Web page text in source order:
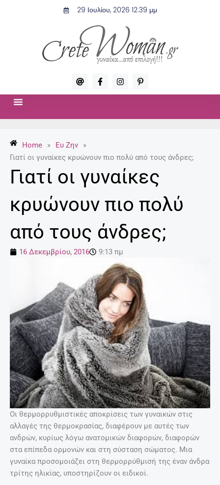
29 Ιουλίου, 2026 12:39 μμ
A
t
F
a
c
I
n
s
P
i
n
p
Home » Ευ Ζην
»
Γιατί οι γυναίκες κρυώνουν πιο πολύ από τους άνδρες;
Γιατί οι γυναίκες
κρυώνουν πιο πολύ
από τους άνδρες;
16 Δεκεμβρίου, 2016 9:13 πμ
Οι θερμορρυθμιστικές αποκρίσεις των γυναικών στις
αλλαγές της θερμοκρασίας, διαφέρουν με αυτές των
ανδρών, κυρίως λόγω ανατομικών διαφορών, διαφορών
στα επίπεδα ορμονών και στη σύσταση σώματος. Mια
γυναίκα προσομοιάζει στη θερμορρύθμισή της έναν άνδρα
τρίτης ηλικίας, υποστηρίζουν οι ειδικοί.